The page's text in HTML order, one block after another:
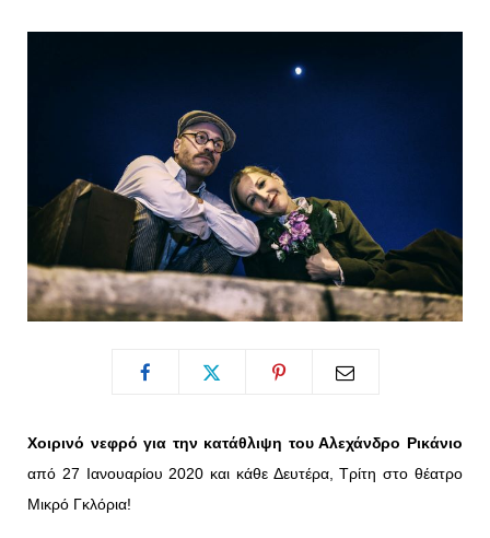
)
Χοιρινό νεφρό για την κατάθλιψη του Αλεχάνδρο Ρικάνιο
από 27 Ιανουαρίου 2020 και κάθε Δευτέρα, Τρίτη στο θέατρο
Μικρό Γκλόρια!